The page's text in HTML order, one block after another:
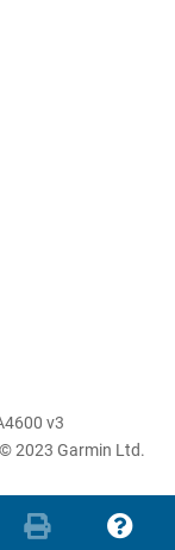
v3
© 2023 Garmin Ltd.